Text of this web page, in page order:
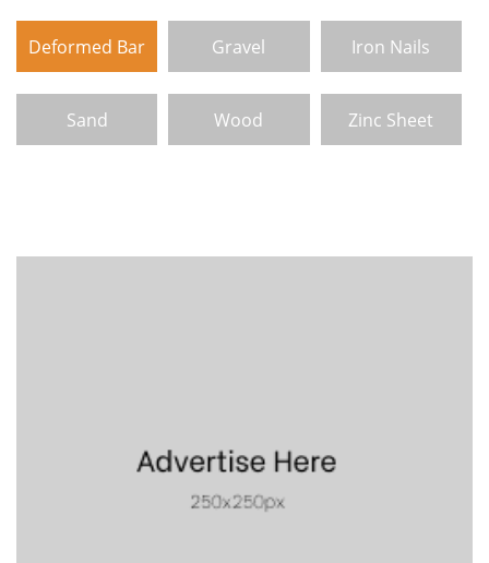
Deformed Bar Gravel Iron Nails
Sand Wood Zinc Sheet